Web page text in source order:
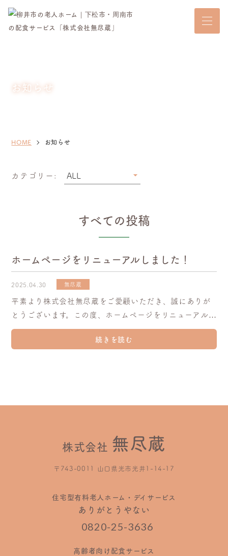
お知らせ
HOME お知らせ
カテゴリー:
すべての投稿
ホームページをリニューアルしました！
2025.04.30 無尽蔵
平素より株式会社無尽蔵をご愛顧いただき、誠にありが
とうございます。この度、ホームページをリニューアルい
たしました。今後ともどうぞよろしくお願いいたしま
続きを読む
株式会社 無尽蔵
〒743-0011 山口県光市光井1-14-17
住宅型有料老人ホーム・デイサービス
ありがとうやない
0820-25-3636
高齢者向け配食サービス